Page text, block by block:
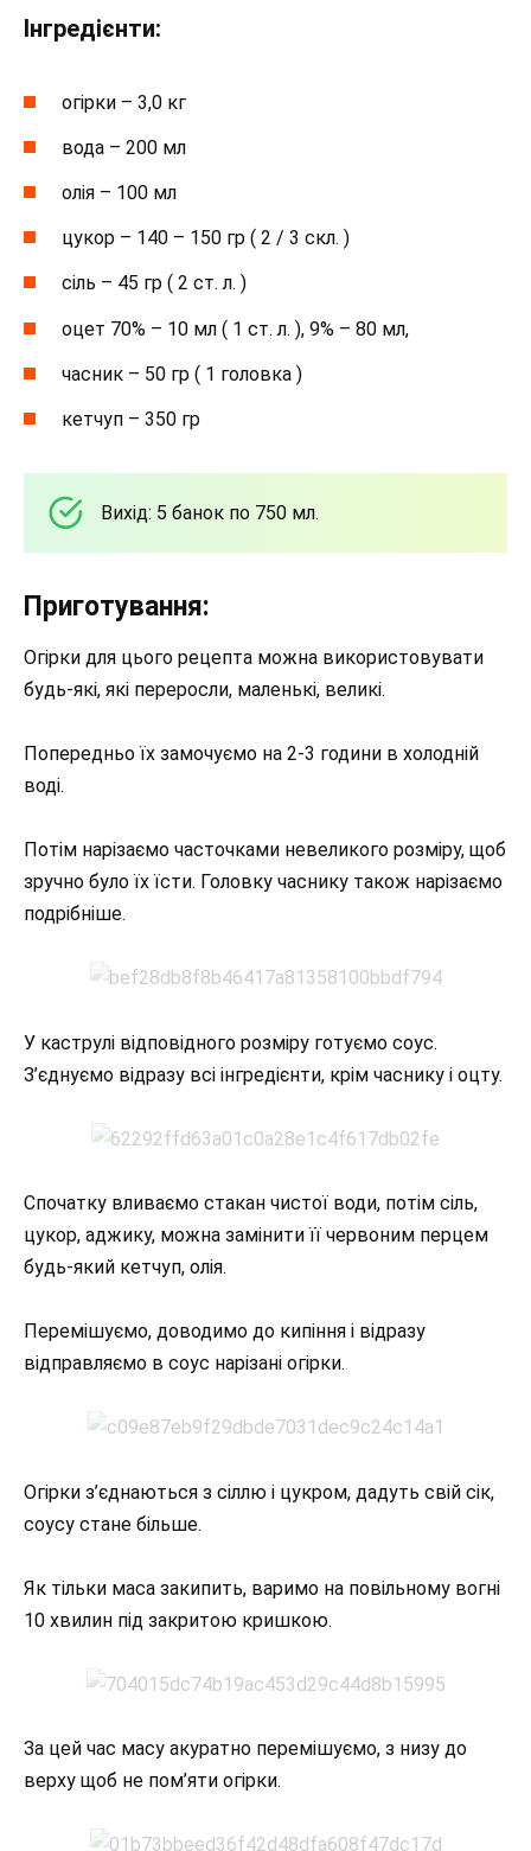
Інгредієнти:
огірки – 3,0 кг
вода – 200 мл
олія – 100 мл
цукор – 140 – 150 гр ( 2 / 3 скл. )
сіль – 45 гр ( 2 ст. л. )
оцет 70% – 10 мл ( 1 ст. л. ), 9% – 80 мл,
часник – 50 гр ( 1 головка )
кетчуп – 350 гр
Вихід: 5 банок по 750 мл.
Приготування:
Огірки для цього рецепта можна використовувати
будь-які, які переросли, маленькі, великі.
Попередньо їх замочуємо на 2-3 години в холодній
воді.
Потім нарізаємо часточками невеликого розміру, щоб
зручно було їх їсти. Головку часнику також нарізаємо
подрібніше.
У каструлі відповідного розміру готуємо соус.
З’єднуємо відразу всі інгредієнти, крім часнику і оцту.
Спочатку вливаємо стакан чистої води, потім сіль,
цукор, аджику, можна замінити її червоним перцем
будь-який кетчуп, олія.
Перемішуємо, доводимо до кипіння і відразу
відправляємо в соус нарізані огірки.
Огірки з’єднаються з сіллю і цукром, дадуть свій сік,
соусу стане більше.
Як тільки маса закипить, варимо на повільному вогні
10 хвилин під закритою кришкою.
За цей час масу акуратно перемішуємо, з низу до
верху щоб не пом’яти огірки.